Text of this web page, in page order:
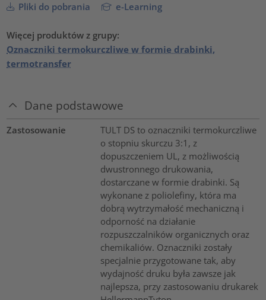
Pliki do pobrania e-Learning
Więcej produktów z grupy:
Oznaczniki termokurczliwe w formie drabinki,
termotransfer
Dane podstawowe
Zastosowanie
TULT DS to oznaczniki termokurczliwe
o stopniu skurczu 3:1, z
dopuszczeniem UL, z możliwością
dwustronnego drukowania,
dostarczane w formie drabinki. Są
wykonane z poliolefiny, która ma
dobrą wytrzymałość mechaniczną i
odporność na działanie
rozpuszczalników organicznych oraz
chemikaliów. Oznaczniki zostały
specjalnie przygotowane tak, aby
wydajność druku była zawsze jak
najlepsza, przy zastosowaniu drukarek